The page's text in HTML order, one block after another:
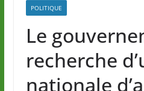
POLITIQUE
Le
recherche
nationale